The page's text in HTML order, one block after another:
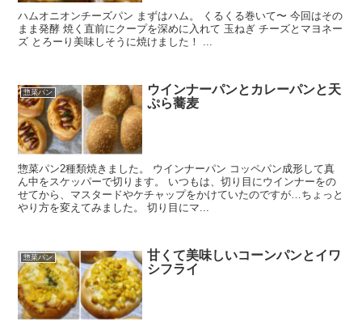
ハムオニオンチーズパン まずはハム。 くるくる巻いて〜 今回はその
まま発酵 焼く直前にクープを深めに入れて 玉ねぎ チーズとマヨネー
ズ とろーり美味しそうに焼けました！ ...
惣菜パン
ウインナーパンとカレーパンと天
ぷら蕎麦
惣菜パン2種類焼きました。 ウインナーパン コッペパン成形して真
ん中をスケッパーで切ります。 いつもは、切り目にウインナーをの
せてから、マスタードやケチャップをかけていたのですが…ちょっと
やり方を変えてみました。 切り目にマ...
惣菜パン
甘くて美味しいコーンパンとイワ
シフライ